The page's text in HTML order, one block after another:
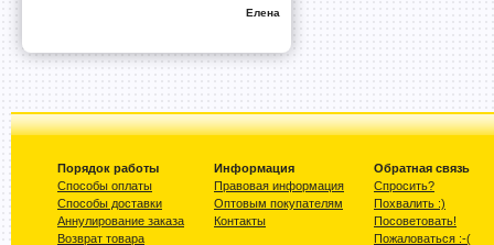
Елена
Порядок работы
Способы оплаты
Способы доставки
Аннулирование заказа
Возврат товара
Информация
Правовая информация
Оптовым покупателям
Контакты
Обратная связь
Спросить?
Похвалить :)
Посоветовать!
Пожаловаться :-(